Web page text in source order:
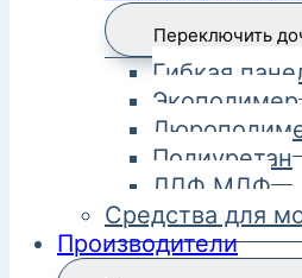
Переключить
Гибкая
Экополимер
Полиуретан
ЛДФ МДФ
Средства для
Производители